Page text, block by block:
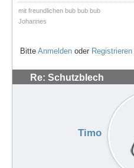
mit freundlichen bub bub bub
Johannes
Bitte Anmelden oder Registrieren
Re: Schutzblech
Timo